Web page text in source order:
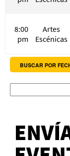
8:00
pm
Artes
Escénicas
BUSCAR POR